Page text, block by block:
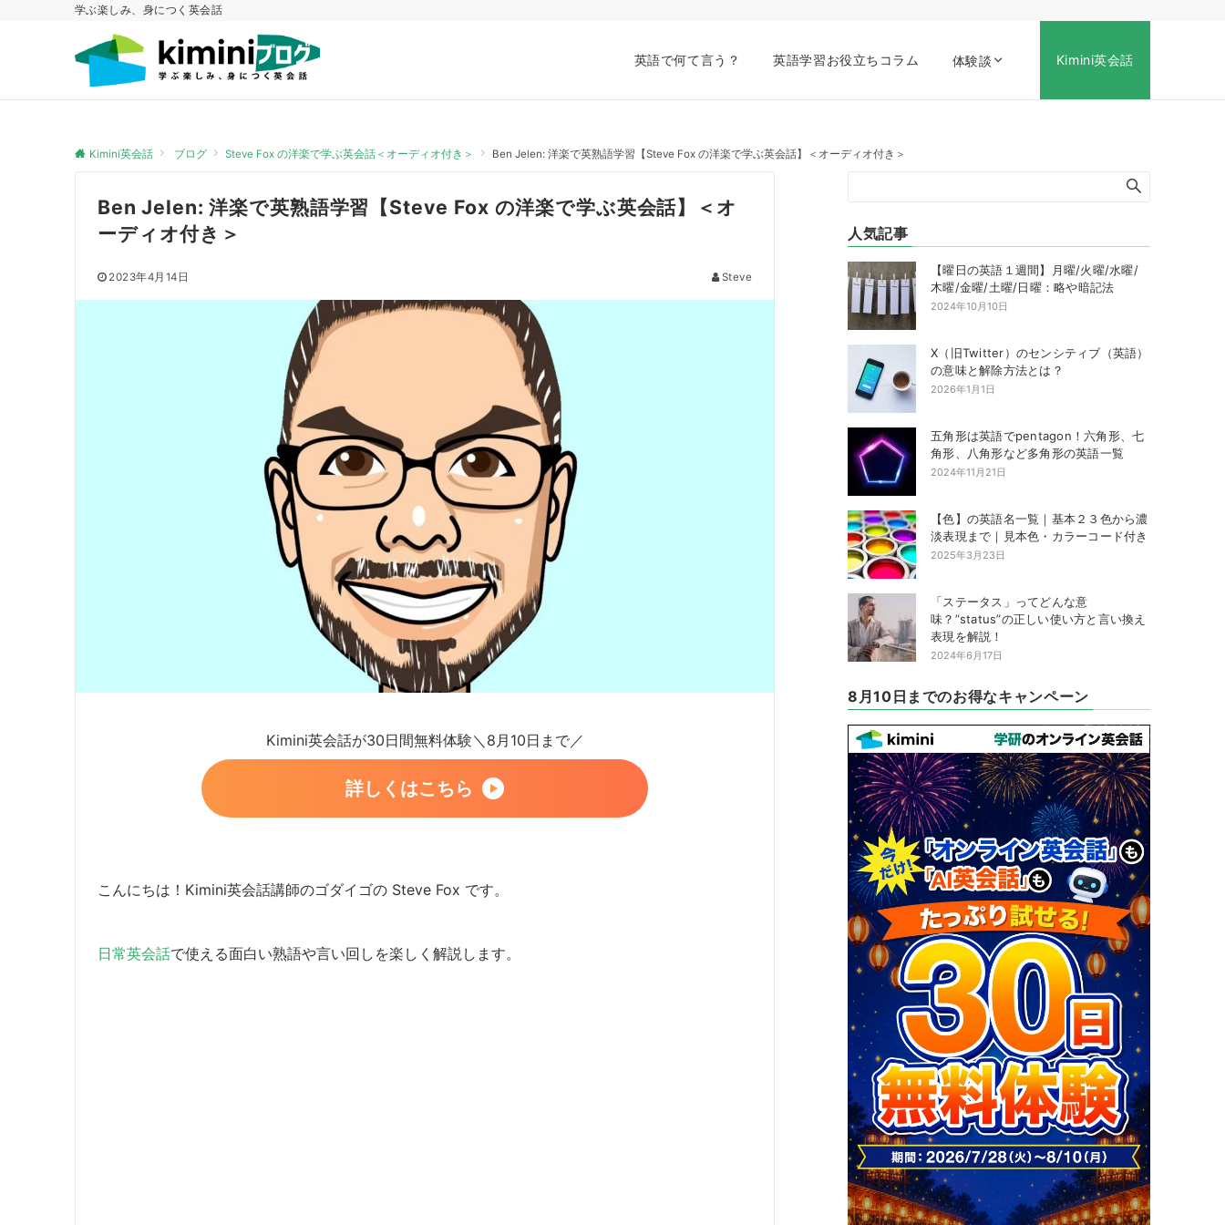
学ぶ楽しみ、身につく英会話
英語で何て言う？ 英語学習お役立ちコラム 体験談 Kimini英会話
Kimini英会話 ブログ Steve Fox の洋楽で学ぶ英会話＜オーディオ付き＞ Ben Jelen: 洋楽で英熟語学習【Steve Fox の洋楽で学ぶ英会話】＜オーディオ付き＞
Ben Jelen: 洋楽で英熟語学習【Steve Fox の洋楽で学ぶ英会話】＜オ
ーディオ付き＞
2023年4月14日 Steve
Kimini英会話が30日間無料体験＼8月10日まで／
詳しくはこちら
こんにちは！Kimini英会話講師のゴダイゴの Steve Fox です。
日常英会話で使える面白い熟語や言い回しを楽しく解説します。
人気記事
【曜日の英語１週間】月曜/火曜/水曜/
木曜/金曜/土曜/日曜：略や暗記法
2024年10月10日
X（旧Twitter）のセンシティブ（英語）
の意味と解除方法とは？
2026年1月1日
五角形は英語でpentagon！六角形、七
角形、八角形など多角形の英語一覧
2024年11月21日
【色】の英語名一覧｜基本２３色から濃
淡表現まで｜見本色・カラーコード付き
2025年3月23日
「ステータス」ってどんな意
味？”status”の正しい使い方と言い換え
表現を解説！
2024年6月17日
8月10日までのお得なキャンペーン